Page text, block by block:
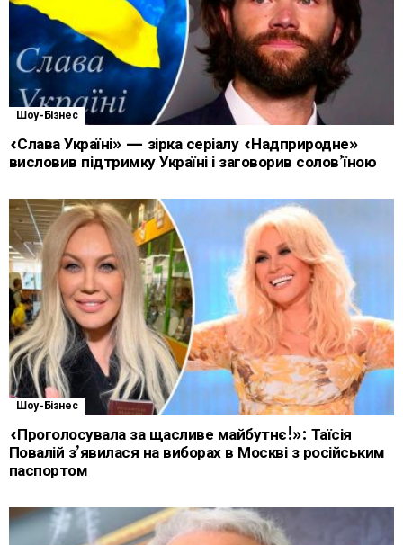
Шоу-Бізнес
«Слава Україні» — зірка серіалу «Надприродне»
висловив підтримку Україні і заговорив солов’їною
Шоу-Бізнес
«Проголосувала за щасливе майбутнє!»: Таїсія
Повалій з’явилася на виборах в Москві з російським
паспортом